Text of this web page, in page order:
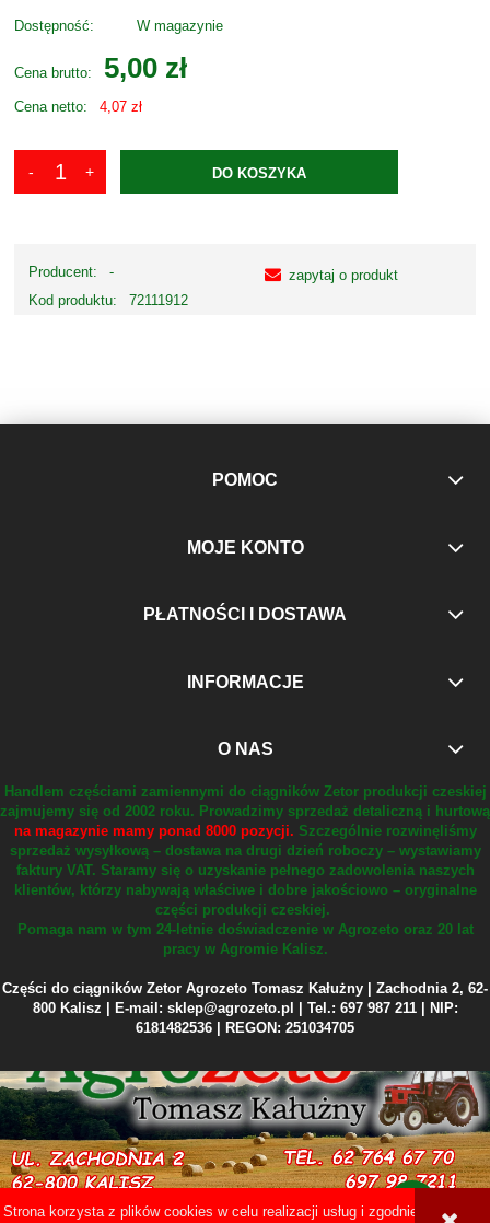
Strona korzysta z plików cookies w celu realizacji usług i zgodnie z
Dostępność: W magazynie
Cena brutto: 5,00 zł
Cena netto: 4,07 zł
DO KOSZYKA
Producent:
-
Kod produktu:
72111912
zapytaj o produkt
POMOC
MOJE KONTO
PŁATNOŚCI I DOSTAWA
INFORMACJE
O NAS
Handlem częściami zamiennymi do ciągników Zetor produkcji czeskiej
zajmujemy się od 2002 roku. Prowadzimy sprzedaż detaliczną i hurtową
na magazynie mamy ponad 8000 pozycji. Szczególnie rozwinęliśmy
sprzedaż wysyłkową – dostawa na drugi dzień roboczy – wystawiamy
faktury VAT. Staramy się o uzyskanie pełnego zadowolenia naszych
klientów, którzy nabywają właściwe i dobre jakościowo – oryginalne
części produkcji czeskiej.
Pomaga nam w tym 24-letnie doświadczenie w Agrozeto oraz 20 lat
pracy w Agromie Kalisz.
Części do ciągników Zetor Agrozeto Tomasz Kałużny | Zachodnia 2, 62-
800 Kalisz | E-mail: sklep@agrozeto.pl | Tel.: 697 987 211 | NIP:
6181482536 | REGON: 251034705